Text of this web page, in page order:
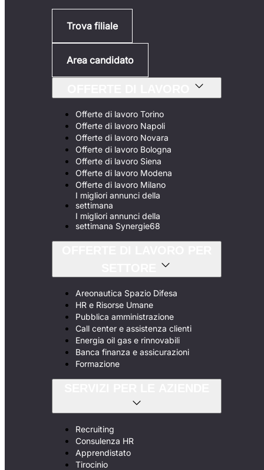
Trova filiale
Area candidato
Offerte di lavoro Torino
Offerte di lavoro Napoli
Offerte di lavoro Novara
Offerte di lavoro Bologna
Offerte di lavoro Siena
Offerte di lavoro Modena
Offerte di lavoro Milano
I migliori annunci della
settimana
I migliori annunci della
settimana Synergie68
Areonautica Spazio Difesa
HR e Risorse Umane
Pubblica amministrazione
Call center e assistenza clienti
Energia oil gas e rinnovabili
Banca finanza e assicurazioni
Formazione
Recruiting
Consulenza HR
Apprendistato
Tirocinio